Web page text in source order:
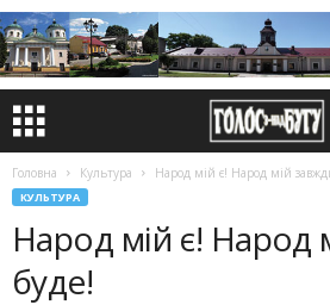
Головна Культура Народ мій є! Народ мій
КУЛЬТУРА
Народ мій є! Народ
буде!